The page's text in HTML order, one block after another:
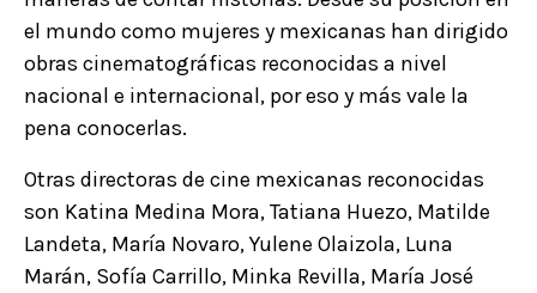
el mundo como mujeres y mexicanas han dirigido
obras cinematográficas reconocidas a nivel
nacional e internacional, por eso y más vale la
pena conocerlas.
Otras directoras de cine mexicanas reconocidas
son Katina Medina Mora, Tatiana Huezo, Matilde
Landeta, María Novaro, Yulene Olaizola, Luna
Marán, Sofía Carrillo, Minka Revilla, María José